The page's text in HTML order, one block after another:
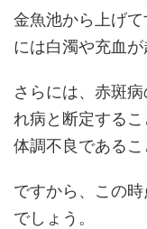
金魚池から上げ
には白濁や充血が
さらには、赤斑
れ病と断定する
体調不良であるこ
ですから、この
でしょう。